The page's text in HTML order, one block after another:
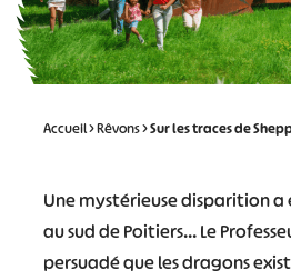
Accueil>Rêvons>Sur les traces de
Une mystérieuse disparition a
au sud de Poitiers… Le
persuadé que les dragons